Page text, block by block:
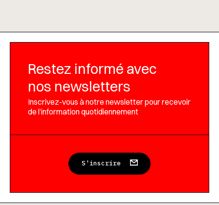
Restez informé avec
nos newsletters
Inscrivez-vous à notre newsletter pour recevoir
de l’information quotidiennement
S'inscrire